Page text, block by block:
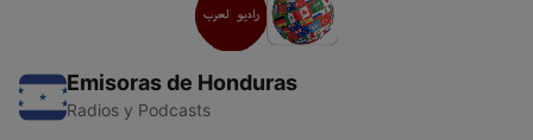
Emisoras de Honduras
Radios y Podcasts